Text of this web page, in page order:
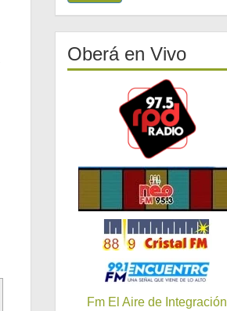
c
a
r
:
Oberá en Vivo
Fm El Aire de Integración